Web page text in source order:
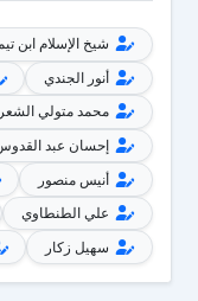
شيخ الإسلام ابن
أنور الجندي
محمد متولي
إحسان عبد
أنيس منصور
علي الطنطاوي
سهيل زكار